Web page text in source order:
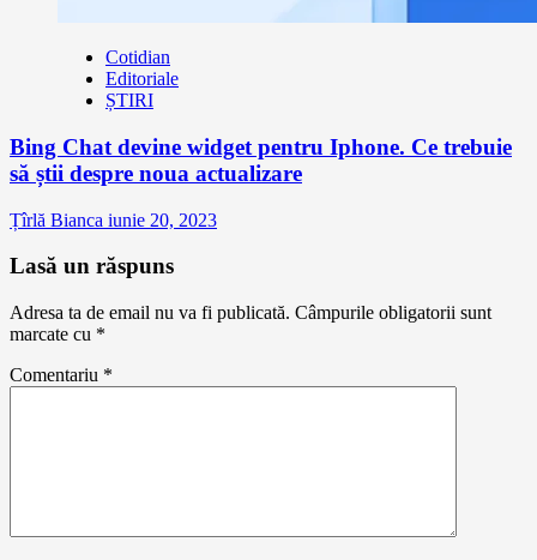
Cotidian
Editoriale
ȘTIRI
Bing Chat devine widget pentru Iphone. Ce trebuie
să știi despre noua actualizare
Țîrlă Bianca iunie 20, 2023
Lasă un răspuns
Adresa ta de email nu va fi publicată. Câmpurile obligatorii sunt
marcate cu *
Comentariu *